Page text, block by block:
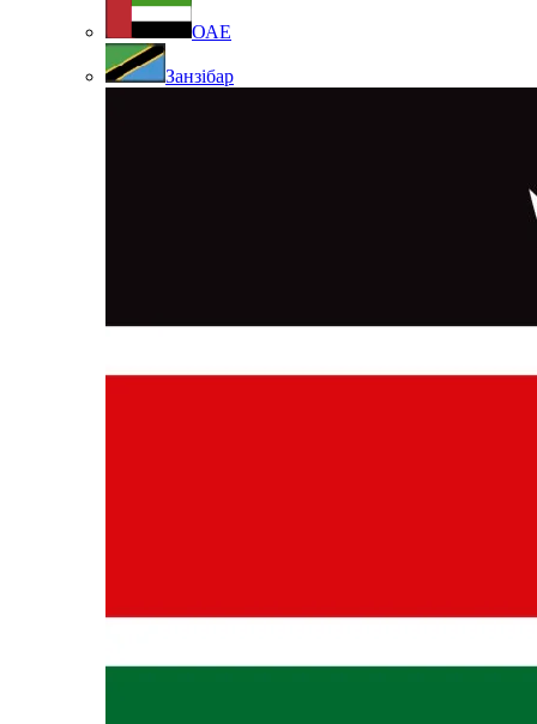
ОАЕ
Занзібар